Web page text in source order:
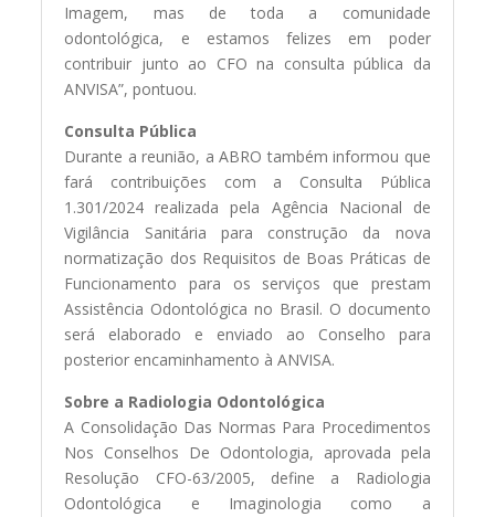
Imagem, mas de toda a comunidade
odontológica, e estamos felizes em poder
contribuir junto ao CFO na consulta pública da
ANVISA”, pontuou.
Consulta Pública
Durante a reunião, a ABRO também informou que
fará contribuições com a Consulta Pública
1.301/2024 realizada pela Agência Nacional de
Vigilância Sanitária para construção da nova
normatização dos Requisitos de Boas Práticas de
Funcionamento para os serviços que prestam
Assistência Odontológica no Brasil. O documento
será elaborado e enviado ao Conselho para
posterior encaminhamento à ANVISA.
Sobre a Radiologia Odontológica
A Consolidação Das Normas Para Procedimentos
Nos Conselhos De Odontologia, aprovada pela
Resolução CFO-63/2005, define a Radiologia
Odontológica e Imaginologia como a